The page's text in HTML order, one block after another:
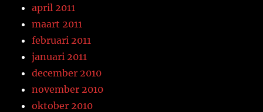
april 2011
maart 2011
februari 2011
januari 2011
december 2010
november 2010
oktober 2010